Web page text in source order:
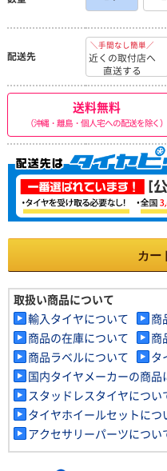
配送先
＼手間なし簡単／
近くの取付店へ
直送する
送料無料
（沖縄・離島・個人宅への配送を除く）
カー
取扱い商品について
輸入タイヤについて
商
商品の在庫について
商
商品ラベルについて
タ
国内タイヤメーカーの商品
スタッドレスタイヤについ
タイヤホイールセットにつ
アクセサリーパーツについ